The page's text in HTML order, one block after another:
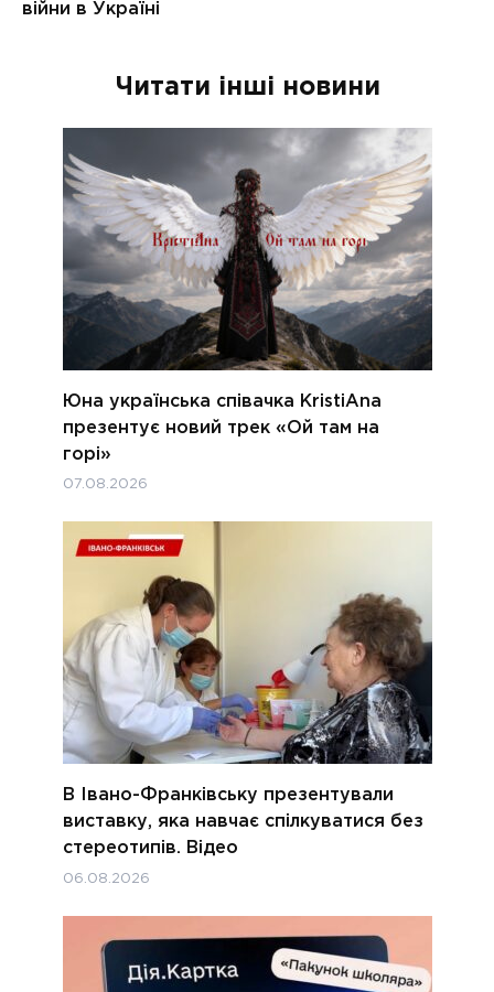
Читати інші новини
Юна українська співачка KristiAna
презентує новий трек «Ой там на
горі»
07.08.2026
В Івано-Франківську презентували
виставку, яка навчає спілкуватися без
стереотипів. Відео
06.08.2026